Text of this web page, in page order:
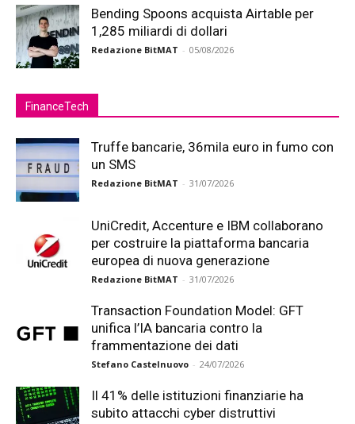
Bending Spoons acquista Airtable per
1,285 miliardi di dollari
Redazione BitMAT - 05/08/2026
FinanceTech
Truffe bancarie, 36mila euro in fumo con
un SMS
Redazione BitMAT - 31/07/2026
UniCredit, Accenture e IBM collaborano
per costruire la piattaforma bancaria
europea di nuova generazione
Redazione BitMAT - 31/07/2026
Transaction Foundation Model: GFT
unifica l’IA bancaria contro la
frammentazione dei dati
Stefano Castelnuovo - 24/07/2026
Il 41% delle istituzioni finanziarie ha
subito attacchi cyber distruttivi